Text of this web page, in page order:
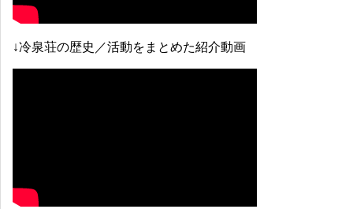
↓冷泉荘の歴史／活動をまとめた紹介動画